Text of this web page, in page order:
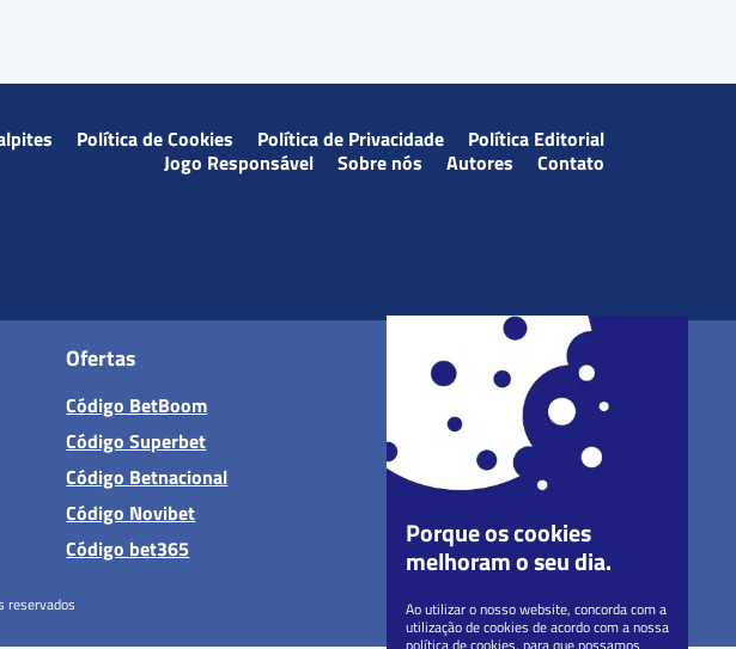
Política de Cookies Política de Privacidade
Política Editorial
Jogo Responsável
Sobre nós Autores Contato
Ofertas
Código BetBoom
Código Superbet
Código Betnacional
Código Novibet
Código bet365
reservados
Porque os cookies
melhoram o seu dia.
Ao utilizar o nosso website, concorda com a
utilização de cookies de acordo com a nossa